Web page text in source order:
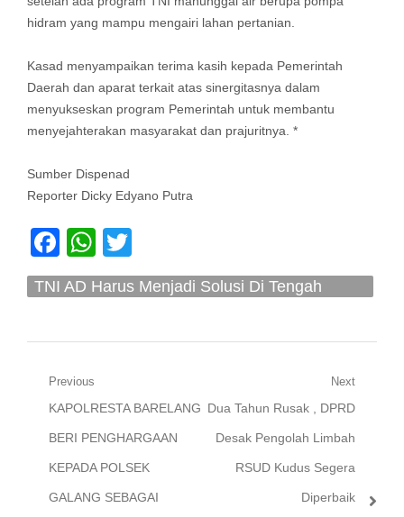
hidram yang mampu mengairi lahan pertanian.
Kasad menyampaikan terima kasih kepada Pemerintah
Daerah dan aparat terkait atas sinergitasnya dalam
menyukseskan program Pemerintah untuk membantu
menyejahterakan masyarakat dan prajuritnya. *
Sumber Dispenad
Reporter Dicky Edyano Putra
Facebook
WhatsApp
Twitter
TNI AD Harus Menjadi Solusi Di Tengah
Navigasi
pos
Previous
Previous
post:
KAPOLRESTA BARELANG
BERI PENGHARGAAN
KEPADA POLSEK
GALANG SEBAGAI
Next
Next
post:
Dua Tahun Rusak , DPRD
Desak Pengolah Limbah
RSUD Kudus Segera
Diperbaik